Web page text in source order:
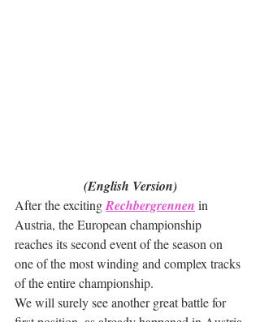
(English Version)
After the exciting Rechbergrennen in
Austria, the European championship
reaches its second event of the season on
one of the most winding and complex tracks
of the entire championship.
We will surely see another great battle for